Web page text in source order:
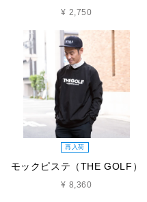
¥ 2,750
再入荷
モックピステ（THE GOLF）
¥ 8,360